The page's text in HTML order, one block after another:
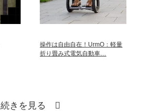
操作は自由自在！UrmO：軽量
折り畳み式電気自動車…
続きを見る